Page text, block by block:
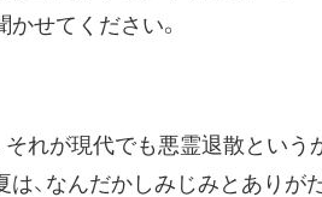
せてください。
れが現代でも悪霊退散という
、なんだかしみじみとありがた